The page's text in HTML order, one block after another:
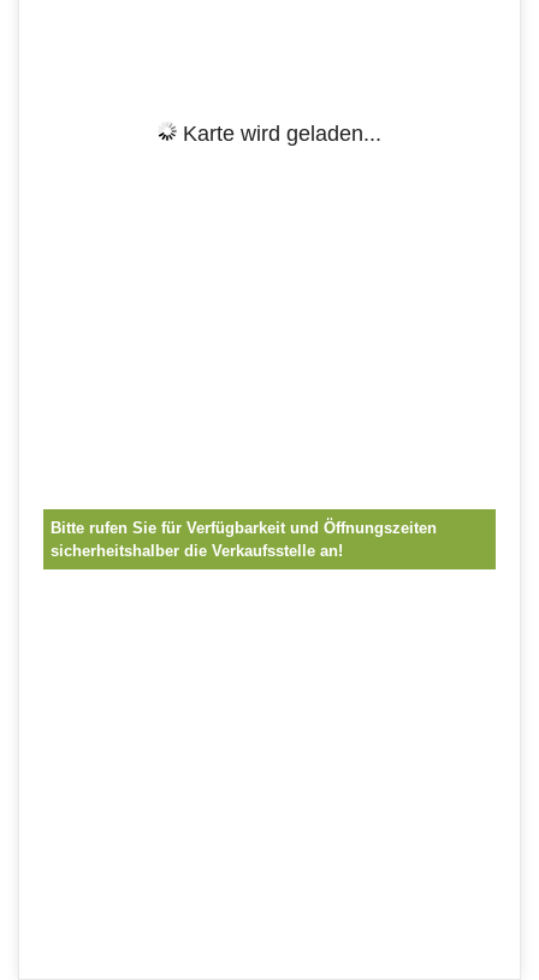
Karte wird geladen...
Bitte rufen Sie für Verfügbarkeit und Öffnungszeiten
sicherheitshalber die Verkaufsstelle an!